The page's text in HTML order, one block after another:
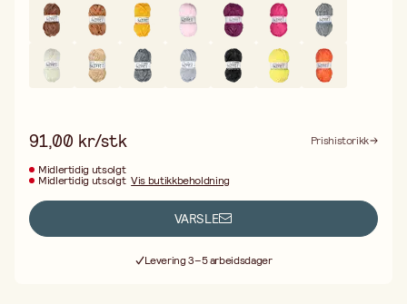
91,00 kr/stk
Prishistorikk
Midlertidig utsolgt
Midlertidig utsolgt Vis butikkbeholdning
VARSLE
Levering 3–5 arbeidsdager